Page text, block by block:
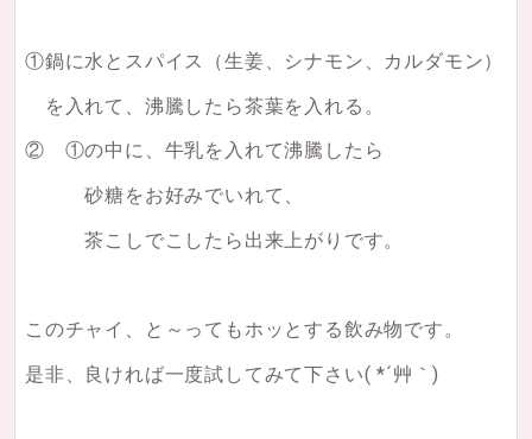
①鍋に水とスパイス（生姜、シナモン、カルダモン）
を入れて、沸騰したら茶葉を入れる。
② ①の中に、牛乳を入れて沸騰したら
砂糖をお好みでいれて、
茶こしでこしたら出来上がりです。
このチャイ、と～ってもホッとする飲み物です。
是非、良ければ一度試してみて下さい( *´艸｀)